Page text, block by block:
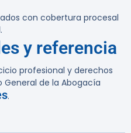
con cobertura procesal
y referencia
profesional y derechos
General de la Abogacía
.